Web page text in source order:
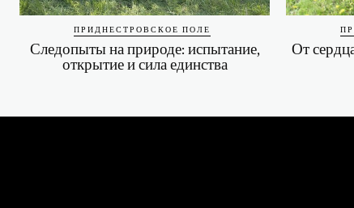
ПРИДНЕСТРОВСКОЕ ПОЛЕ
Следопыты на природе: испытание,
открытие и сила единства
От